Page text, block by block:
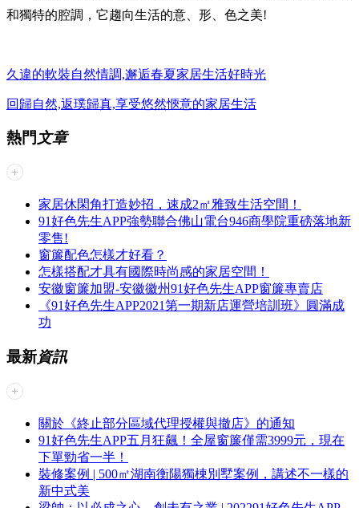
和獨特的腔調，它趨向生活的意、形、色之美!
久違的軟裝自然情調,邂逅春夏家居生活好時光
回歸自然,返璞歸真,享受悠然愜意的家居生活
熱門 文章
家居休閑角打造妙招，速成2㎡雅致生活空間！
91好色先生APP強勢聯合佛山電台946商學院重磅落地新
零售!
窗簾配色怎樣才好看？
怎樣搭配才具有國際時尚感的家居空間！
安徽窗簾加盟-安徽徽州91好色先生APP窗簾專賣店
《91好色先生APP2021第一期新店運營培訓班》圓滿成
功
最新資訊
關於《終止部分區域代理授權與撤店》的通知
91好色先生APP五月狂飆！全屋窗簾僅需3999元，現在
下單勁省一半！
裝修案例 | 500㎡湖南衡陽獨棟別墅案例，講述不一樣的
新中式美